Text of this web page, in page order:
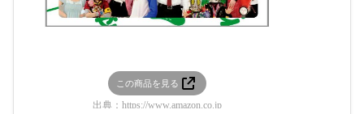
この商品を見る
出典： https://www.amazon.co.jp